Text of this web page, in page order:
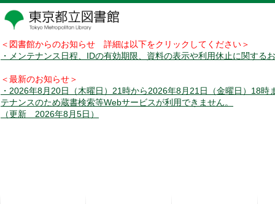
＜図書館からのお知らせ 詳細は以下をクリックしてください＞
・メンテナンス日程、IDの有効期限、資料の表示や利用休止に関する
＜最新のお知らせ＞
・2026年8月20日（木曜日）21時から2026年8月21日（金曜日）18時
テナンスのため蔵書検索等Webサービスが利用できません。
（更新 2026年8月5日）